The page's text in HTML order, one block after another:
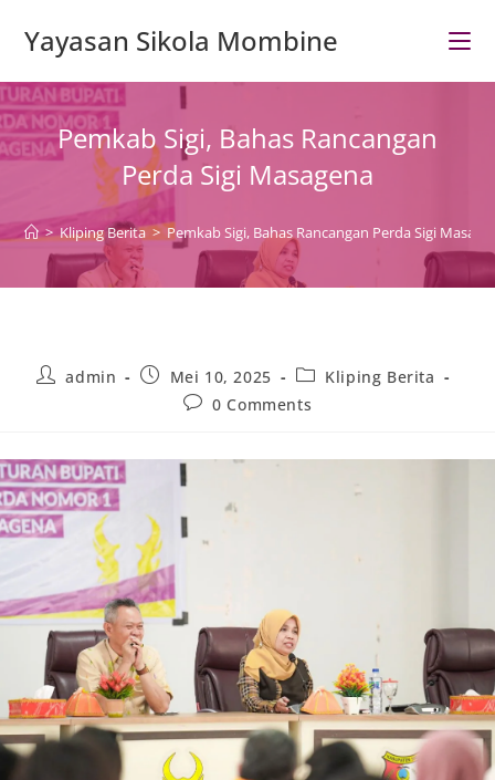
Yayasan Sikola Mombine
Pemkab Sigi, Bahas Rancangan
Perda Sigi Masagena
> Kliping Berita > Pemkab Sigi, Bahas Rancangan Perda Sigi
Postadmin
Post
published:
Mei 10, 2025
Post
category:
Kliping Berita
Post0 Comments